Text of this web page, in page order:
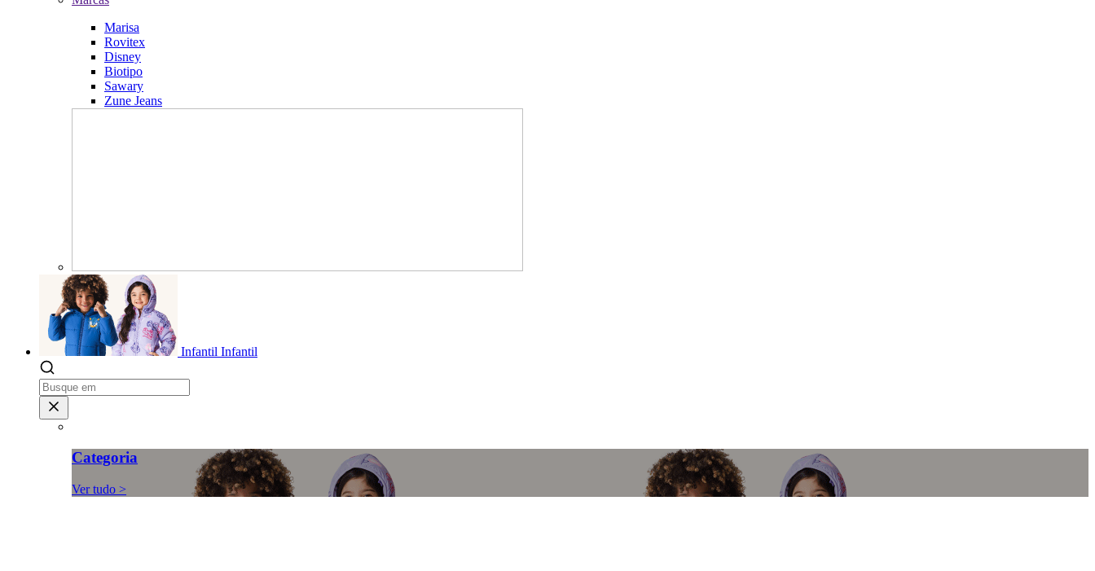
Marisa
Rovitex
Disney
Biotipo
Sawary
Zune Jeans
Infantil Infantil
Categoria
Ver tudo >